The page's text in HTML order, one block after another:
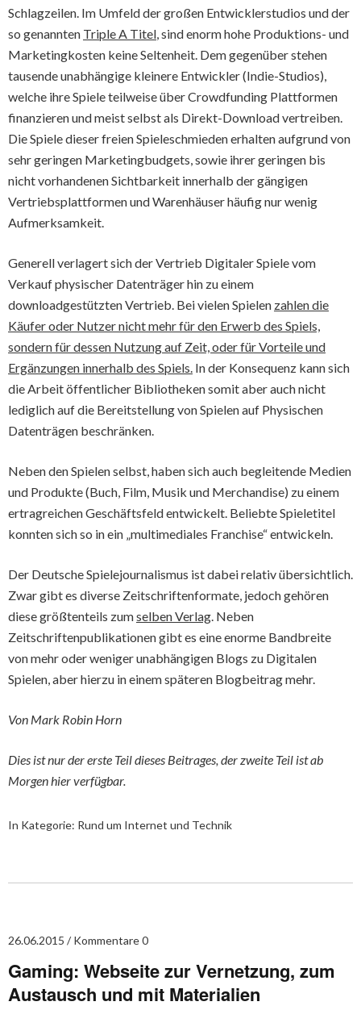
Schlagzeilen. Im Umfeld der großen Entwicklerstudios und der
so genannten Triple A Titel, sind enorm hohe Produktions- und
Marketingkosten keine Seltenheit. Dem gegenüber stehen
tausende unabhängige kleinere Entwickler (Indie-Studios),
welche ihre Spiele teilweise über Crowdfunding Plattformen
finanzieren und meist selbst als Direkt-Download vertreiben.
Die Spiele dieser freien Spieleschmieden erhalten aufgrund von
sehr geringen Marketingbudgets, sowie ihrer geringen bis
nicht vorhandenen Sichtbarkeit innerhalb der gängigen
Vertriebsplattformen und Warenhäuser häufig nur wenig
Aufmerksamkeit.
Generell verlagert sich der Vertrieb Digitaler Spiele vom
Verkauf physischer Datenträger hin zu einem
downloadgestützten Vertrieb. Bei vielen Spielen zahlen die
Käufer oder Nutzer nicht mehr für den Erwerb des Spiels,
sondern für dessen Nutzung auf Zeit, oder für Vorteile und
Ergänzungen innerhalb des Spiels. In der Konsequenz kann sich
die Arbeit öffentlicher Bibliotheken somit aber auch nicht
lediglich auf die Bereitstellung von Spielen auf Physischen
Datenträgen beschränken.
Neben den Spielen selbst, haben sich auch begleitende Medien
und Produkte (Buch, Film, Musik und Merchandise) zu einem
ertragreichen Geschäftsfeld entwickelt. Beliebte Spieletitel
konnten sich so in ein „multimediales Franchise“ entwickeln.
Der Deutsche Spielejournalismus ist dabei relativ übersichtlich.
Zwar gibt es diverse Zeitschriftenformate, jedoch gehören
diese größtenteils zumselben Verlag. Neben
Zeitschriftenpublikationen gibt es eine enorme Bandbreite
von mehr oder weniger unabhängigen Blogs zu Digitalen
Spielen, aber hierzu in einem späteren Blogbeitrag mehr.
Von Mark Robin Horn
Dies ist nur der erste Teil dieses Beitrages, der zweite Teil ist ab
Morgen hier verfügbar.
In Kategorie: Rund um Internet und Technik
26.06.2015 Kommentare 0
Gaming: Webseite zur Vernetzung, zum
Austausch und mit Materialien